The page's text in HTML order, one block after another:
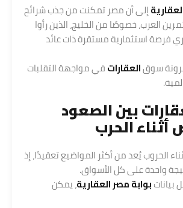
إلى أن مصر تمكنت من جذب شرائح
العرب، خصوصًا من الخليج، الذين رأوا
فرصة استثمارية مستقرة ذات عائد
سوقالعقاراتفي مواجهة التقلبات
بين الصعود
أثناء الحرب
الحروب يُعد من أكثر المواضيع تعقيدًا، إذ
واحدة على كل الأسواق.
بياناتبوابة مصر العقارية، يمكن